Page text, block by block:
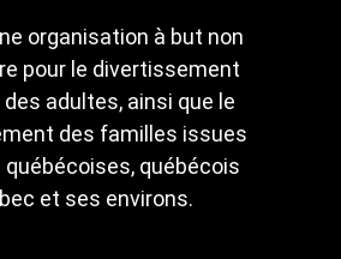
organisation à but non
pour le divertissement
adultes, ainsi que le
des familles issues
québécoises, québécois
et ses environs.